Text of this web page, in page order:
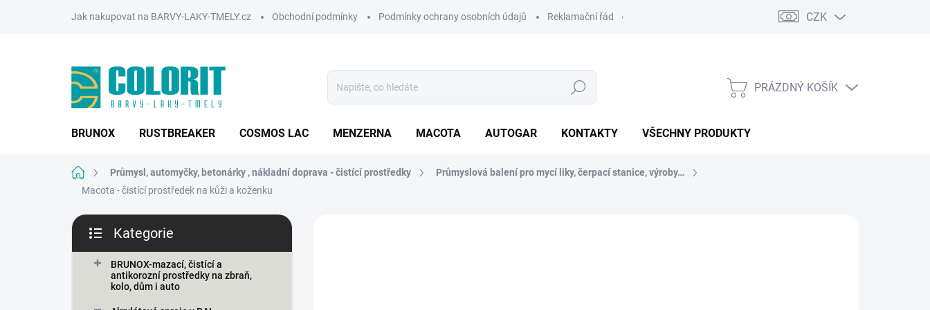
Jak nakupovat na BARVY-LAKY-TMELY.cz Obchodní podmínky Podmínky ochrany osobních údajů Reklamační řád CZK
Hledat
NÁKUPNÍ
PRÁZDNÝ KOŠÍK
BRUNOX RUSTBREAKER COSMOS LAC MENZERNA MACOTA AUTOGAR KONTAKTY VŠECHNY PRODUKTY
Domů Průmysl, automyčky, betonárky , nákladní doprava - čistící prostředky
Průmyslová balení pro mycí liky, čerpací stanice, výroby…
Macota - čistící prostředek na kůži a koženku
P
s
kategorie
Kategorie
BRUNOX-mazací, čistící a
antikorozní prostředky na zbraň,
kolo, dům i auto